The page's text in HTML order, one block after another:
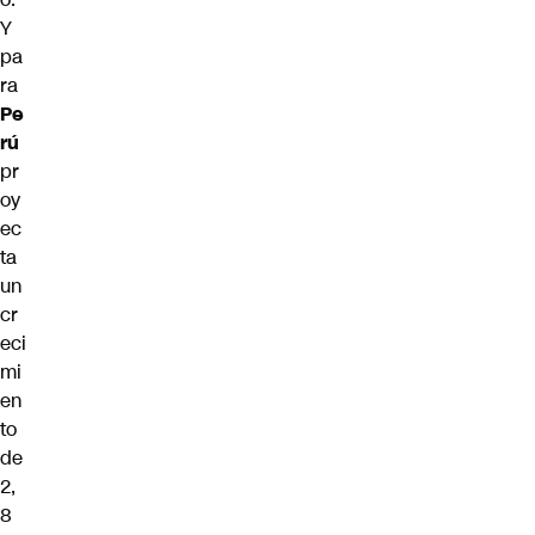
Y
pa
ra
Pe
rú
pr
oy
ec
ta
un
cr
eci
mi
en
to
de
2,
8